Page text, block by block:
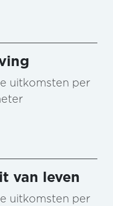
uitkomsten per
van leven
uitkomsten per